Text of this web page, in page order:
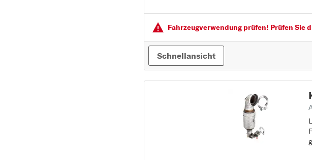
SKODA
SMART
SUBARU
SUZUKI
T
XM
Z
Fahrzeugver­wendung prüfen! Prüfen Sie
Schnellansicht